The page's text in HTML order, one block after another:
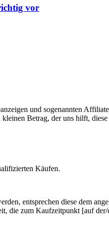
vor
und sogenannten
Betrag, der uns hilft, diese
Käufen.
entsprechen diese dem
die zum Kaufzeitpunkt [auf